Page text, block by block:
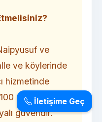
ve
ve köylerinde
hizmetinde
şeffaflık, iş
güvendir.
İletişime Geç